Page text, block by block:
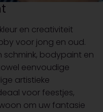
en creativiteit
voor jong en oud.
schmink, bodypaint en
eenvoudige
artistieke
voor feestjes,
om uw fantasie